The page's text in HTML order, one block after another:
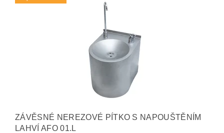
ZÁVĚSNÉ NEREZOVÉ PÍTKO S NAPOUŠTĚNÍM
LAHVÍ AFO 01.L